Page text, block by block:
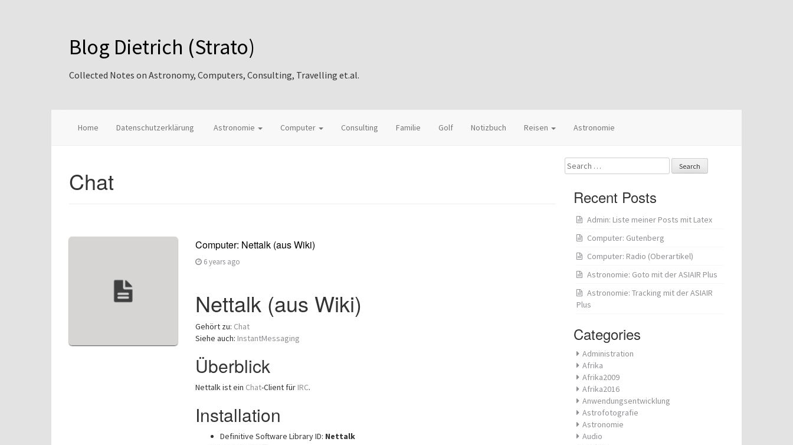
Blog Dietrich (Strato)
Collected Notes on Astronomy, Computers, Consulting, Travelling et.al.
Home Datenschutzerklärung Astronomie Computer Consulting Familie Golf Notizbuch Reisen Astronomie
Chat
Computer: Nettalk (aus Wiki)
6 years ago
Nettalk (aus Wiki)
Gehört zu: Chat
Siehe auch: InstantMessaging
Überblick
Nettalk ist ein Chat-Client für IRC.
Installation
Definitive Software Library ID: Nettalk
Search
for:
Recent Posts
Admin: Liste meiner Posts mit Latex
Computer: Gutenberg
Computer: Radio (Oberartikel)
Astronomie: Goto mit der ASIAIR Plus
Astronomie: Tracking mit der ASIAIR
Plus
Categories
Administration
Afrika
Afrika2009
Afrika2016
Anwendungsentwicklung
Astrofotografie
Astronomie
Audio